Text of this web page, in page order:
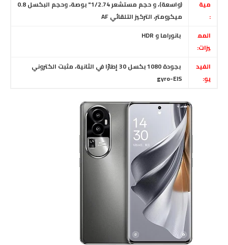
مية
:
(واسعة)، و حجم مستشعر 1/2.74" بوصة، وحجم البكسل 0.8
ميكرومتر، التركيز التلقائي AF
المم
يزات:
بانوراما و HDR
الفيد
يو:
بجودة1080 بكسل 30 إطارًا في الثانية ،مثبت الكتروني
gyro-EIS